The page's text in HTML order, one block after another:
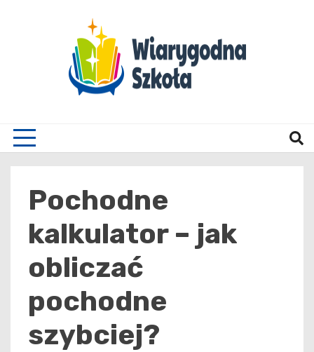
Pochodne
kalkulator – jak
obliczać
pochodne
szybciej?